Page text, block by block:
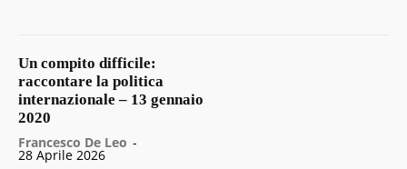
Un compito difficile:
raccontare la politica
internazionale – 13 gennaio
2020
Francesco De Leo -
28 Aprile 2026